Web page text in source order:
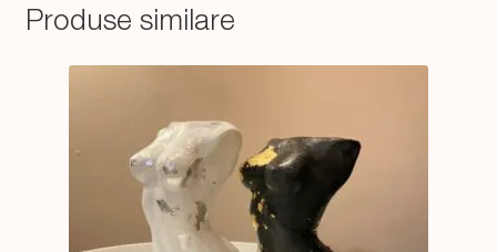
Produse similare